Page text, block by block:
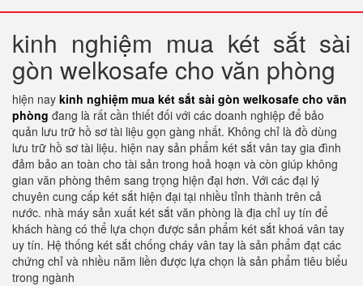
kinh nghiệm mua két sắt sài
gòn welkosafe cho văn phòng
hiện nay kinh nghiệm mua két sắt sài gòn welkosafe cho văn
phòng đang là rất cần thiết đối với các doanh nghiệp để bảo
quản lưu trữ hồ sơ tài liệu gọn gàng nhất. Không chỉ là đồ dùng
lưu trữ hồ sơ tài liệu. hiện nay sản phẩm két sắt vân tay gia đình
đảm bảo an toàn cho tài sản trong hoả hoạn và còn giúp không
gian văn phòng thêm sang trọng hiện đại hơn. Với các đại lý
chuyên cung cấp két sắt hiện đại tại nhiều tỉnh thành trên cả
nước. nhà máy sản xuất két sắt văn phòng là địa chỉ uy tín để
khách hàng có thể lựa chọn được sản phẩm két sắt khoá vân tay
uy tín. Hệ thống két sắt chống cháy vân tay là sản phẩm đạt các
chứng chỉ và nhiều năm liền được lựa chọn là sản phẩm tiêu biểu
trong ngành